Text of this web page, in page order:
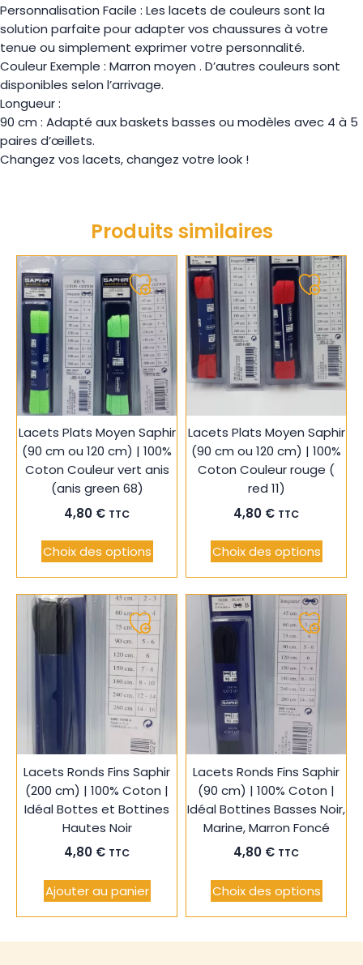
Personnalisation Facile : Les lacets de couleurs sont la
solution parfaite pour adapter vos chaussures à votre
tenue ou simplement exprimer votre personnalité.
Couleur Exemple : Marron moyen . D’autres couleurs sont
disponibles selon l’arrivage.
Longueur :
90 cm : Adapté aux baskets basses ou modèles avec 4 à 5
paires d’œillets.
Changez vos lacets, changez votre look !
Produits similaires
Lacets Plats Moyen Saphir
(90 cm ou 120 cm) | 100%
Coton Couleur vert anis
(anis green 68)
4,80 € TTC
Choix des options
Ajouter
à
ma
liste
Lacets Plats Moyen Saphir
(90 cm ou 120 cm) | 100%
Coton Couleur rouge (
red 11)
4,80 € TTC
Choix des options
Ajouter
ma
liste
Lacets Ronds Fins Saphir
(200 cm) | 100% Coton |
Idéal Bottes et Bottines
Hautes Noir
4,80 € TTC
Ajouter au panier
Ajouter
à
ma
liste
Lacets Ronds Fins Saphir
(90 cm) | 100% Coton |
Idéal Bottines Basses Noir,
Marine, Marron Foncé
4,80 € TTC
Choix des options
Ajouter
à
ma
liste